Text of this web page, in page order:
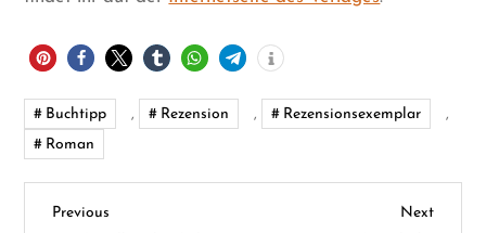
Buchtipp , Rezension , Rezensionsexemplar
,
Roman
B
Previous
Previous
Next
Next